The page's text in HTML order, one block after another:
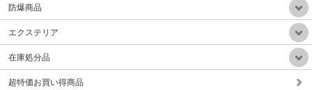
小型軽量微粉塵集塵排気装置(HEPAフィルタ付属)
防爆商品
エクステリア
在庫処分品
超特価お買い得商品